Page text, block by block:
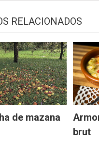
RELACIONADOS
de mazana
brut